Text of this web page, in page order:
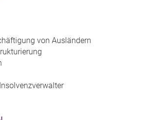
von Ausländern